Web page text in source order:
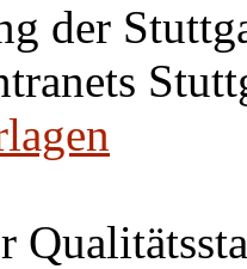
der